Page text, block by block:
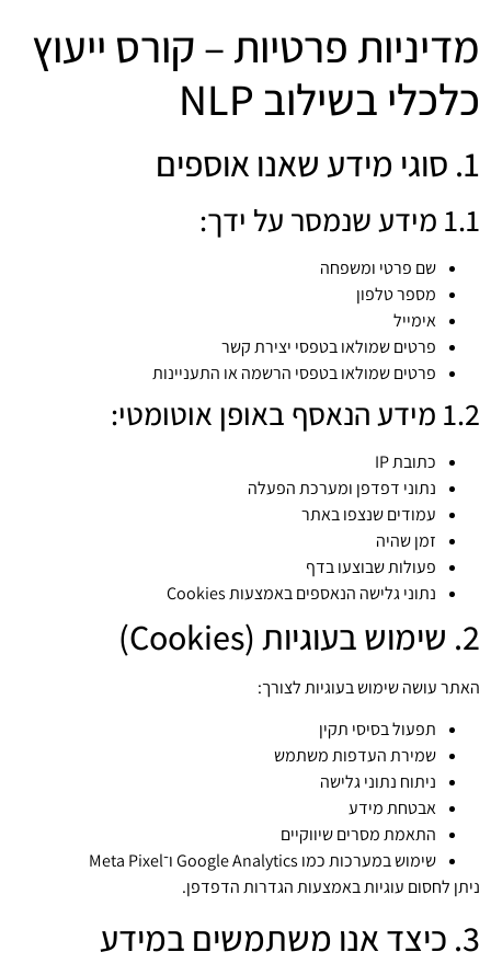
מדיניות פרטיות – קורס ייעוץ
כלכלי בשילוב NLP
1. סוגי מידע שאנו אוספים
1.1 מידע שנמסר על ידך:
שם פרטי ומשפחה
מספר טלפון
אימייל
פרטים שמולאו בטפסי יצירת קשר
פרטים שמולאו בטפסי הרשמה או התעניינות
1.2 מידע הנאסף באופן אוטומטי:
כתובת IP
נתוני דפדפן ומערכת הפעלה
עמודים שנצפו באתר
זמן שהיה
פעולות שבוצעו בדף
נתוני גלישה הנאספים באמצעות Cookies
2. שימוש בעוגיות (Cookies)
האתר עושה שימוש בעוגיות לצורך:
תפעול בסיסי תקין
שמירת העדפות משתמש
ניתוח נתוני גלישה
אבטחת מידע
התאמת מסרים שיווקיים
שימוש במערכות כמו Google Analytics ו־Meta Pixel
ניתן לחסום עוגיות באמצעות הגדרות הדפדפן.
3. כיצד אנו משתמשים במידע